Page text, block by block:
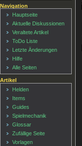
Navigation
Hauptseite
Aktuelle Diskussionen
Veraltete Artikel
ToDo Liste
Letzte Änderungen
Hilfe
Alle Seiten
Artikel
Helden
Items
Guides
Spielmechanik
Glossar
Zufällige Seite
Vorlagen